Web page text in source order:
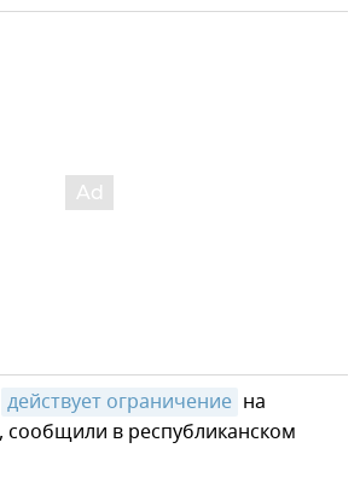
действует ограничение на
сообщили в республиканском